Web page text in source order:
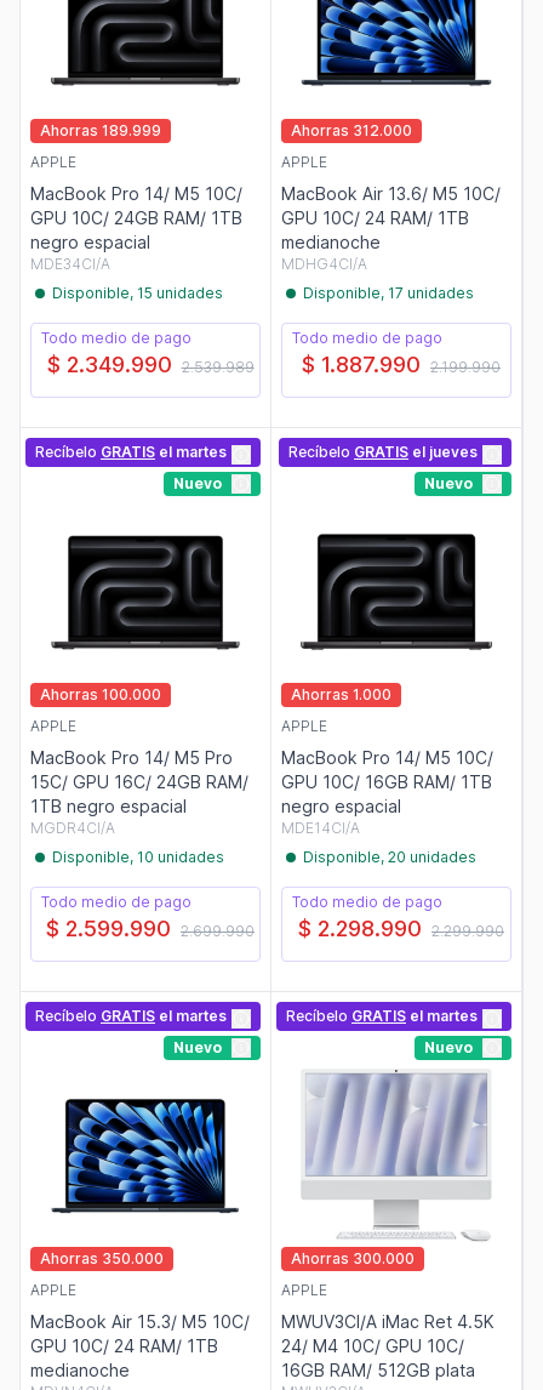
Ahorras 189.999
APPLE
MacBook Pro 14/ M5 10C/
GPU 10C/ 24GB RAM/ 1TB
negro espacial
MDE34CI/A
Disponible, 15 unidades
Todo medio de pago
$ 2.349.990 2.539.989
Ahorras 312.000
APPLE
MacBook Air 13.6/ M5 10C/
GPU 10C/ 24 RAM/ 1TB
medianoche
MDHG4CI/A
Disponible, 17 unidades
Todo medio de pago
$ 1.887.990 2.199.990
Recíbelo GRATIS el martes
Nuevo
Ahorras 100.000
APPLE
MacBook Pro 14/ M5 Pro
15C/ GPU 16C/ 24GB RAM/
1TB negro espacial
MGDR4CI/A
Disponible, 10 unidades
Todo medio de pago
$ 2.599.990 2.699.990
Recíbelo GRATIS el jueves
Nuevo
Ahorras 1.000
APPLE
MacBook Pro 14/ M5 10C/
GPU 10C/ 16GB RAM/ 1TB
negro espacial
MDE14CI/A
Disponible, 20 unidades
Todo medio de pago
$ 2.298.990 2.299.990
Recíbelo GRATIS el martes
Nuevo
Ahorras 350.000
APPLE
MacBook Air 15.3/ M5 10C/
GPU 10C/ 24 RAM/ 1TB
medianoche
Recíbelo GRATIS el martes
Nuevo
Ahorras 300.000
APPLE
MWUV3CI/A iMac Ret 4.5K
24/ M4 10C/ GPU 10C/
16GB RAM/ 512GB plata